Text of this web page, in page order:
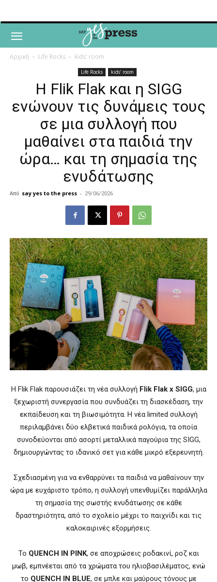
Αρχική Life Rocks kids' room
Life Rocks kids' room
Η Flik Flak και η SIGG
ενώνουν τις δυνάμεις τους
σε μια συλλογή που
μαθαίνει στα παιδιά την
ώρα… και τη σημασία της
ενυδάτωσης
Από say yes to the press - 29/06/2026
Η Flik Flak παρουσιάζει τη νέα συλλογή Flik Flak x SIGG, μια
ξεχωριστή συνεργασία που συνδυάζει τη διασκέδαση, την
εκπαίδευση και τη βιωσιμότητα. Η νέα limited συλλογή
περιλαμβάνει δύο ελβετικά παιδικά ρολόγια, τα οποία
συνοδεύονται από ασορτί μεταλλικά παγούρια της SIGG,
δημιουργώντας το ιδανικό σετ για κάθε μικρό εξερευνητή.
Σχεδιασμένη για να ενθαρρύνει τα παιδιά να μαθαίνουν την
ώρα με ευχάριστο τρόπο, η συλλογή υπενθυμίζει παράλληλα
τη σημασία της σωστής ενυδάτωσης σε κάθε
δραστηριότητα, από το σχολείο μέχρι το παιχνίδι και τις
καλοκαιρινές εξορμήσεις.
Το QUENCH IN PINK, σε αποχρώσεις ροδακινί, ροζ και
μωβ, εμπνέεται από τα χρώματα του ηλιοβασιλέματος, ενώ
το QUENCH IN BLUE, σε μπλε και μαύρους τόνους με